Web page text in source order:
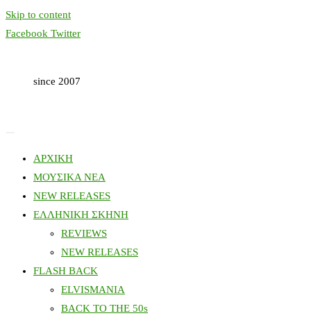
Skip to content
Facebook Twitter
since 2007
ΑΡΧΙΚΗ
ΜΟΥΣΙΚΑ ΝΕΑ
NEW RELEASES
ΕΛΛΗΝΙΚΗ ΣΚΗΝΗ
REVIEWS
NEW RELEASES
FLASH BACK
ELVISMANIA
BACK TO THE 50s